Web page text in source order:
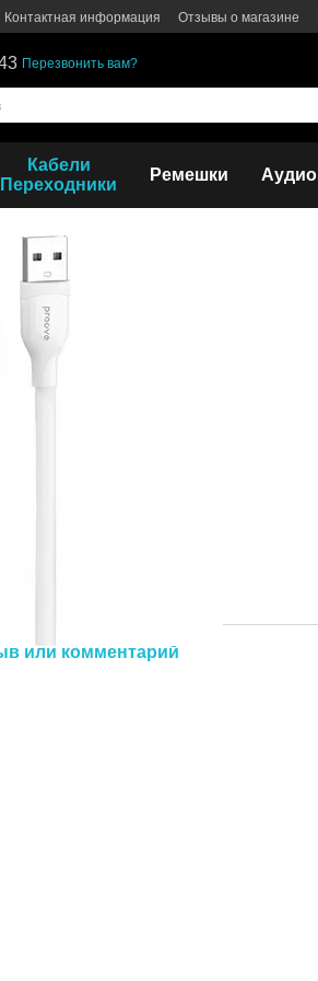
Контактная информация Отзывы о магазине
Перезвонить вам?
Кабели
Переходники
Ремешки Аудио
или комментарий